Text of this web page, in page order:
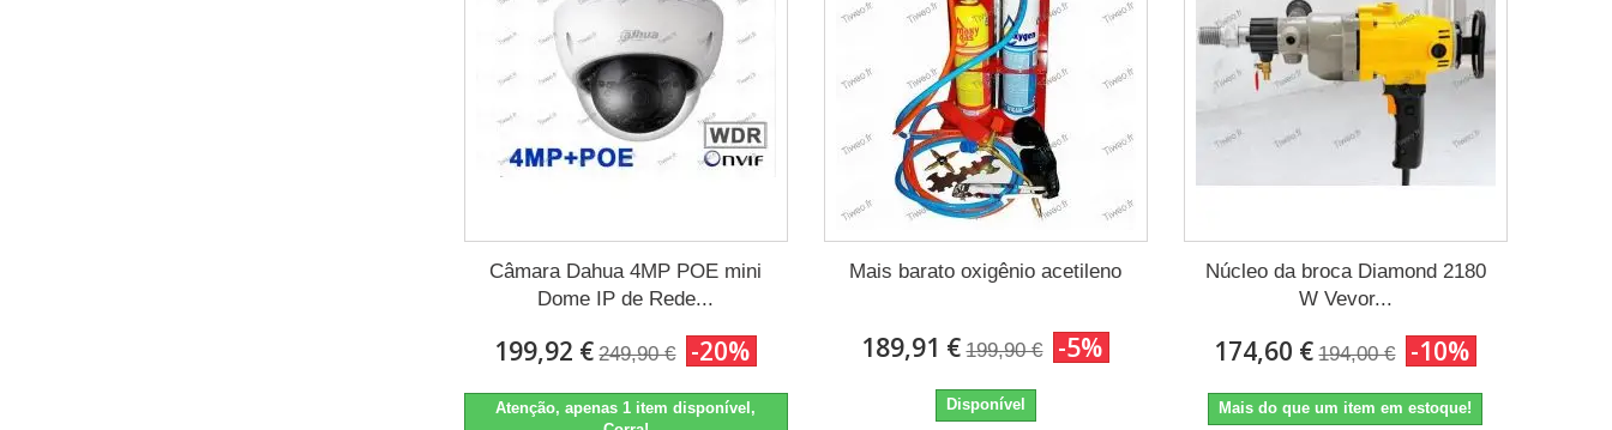
Câmara Dahua 4MP POE mini
Dome IP de Rede...
199,92 € 249,90 € -20%
Atenção, apenas 1 item disponível,
Mais barato oxigênio acetileno
189,91 € 199,90 € -5%
Disponível
Núcleo da broca Diamond 2180
W Vevor...
174,60 € 194,00 € -10%
Mais do que um item em estoque!